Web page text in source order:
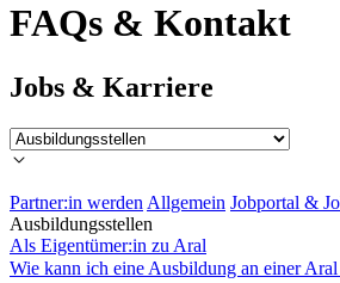
FAQs & Kontakt
Jobs & Karriere
Partner:in werden Allgemein Jobportal &
Ausbildungsstellen
Als Eigentümer:in zu Aral
Wie kann ich eine Ausbildung an einer